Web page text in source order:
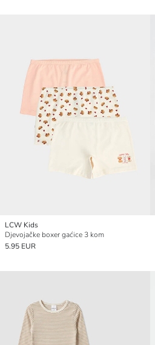
LCW Kids
Djevojačke boxer gaćice 3 kom
5.95 EUR